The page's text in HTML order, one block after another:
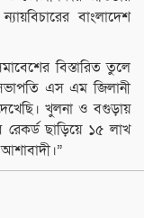
বাংলাদেশ
বিস্তারিত তুলে
এস এম জিলানী
খুলনা ও বগুড়ায়
ছাড়িয়ে ১৫ লাখ